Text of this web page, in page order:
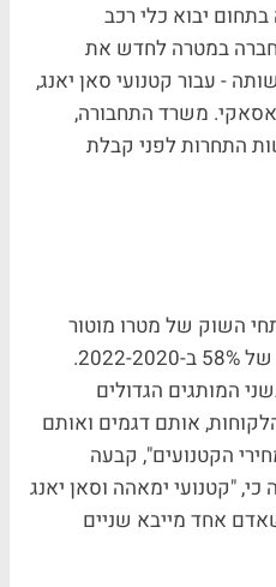
יבוא כלי רכב
2022 פנתה החברה במטרה לחדש את
- עבור קטנועי סאן יאנג,
משרד התחבורה,
התחרות לפני קבלת
השוק של מטרו מוטור
בקטנועי בנזין הגיעו לממוצע של 58% ב-2022-2020.
המותגים הגדולים
אותם דגמים ואותם
הקטנועים", קבעה
"קטנועי ימאהה וסאן יאנג
אחד מייבא שניים